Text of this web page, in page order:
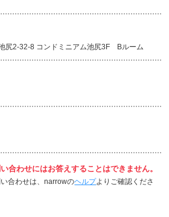
尻2-32-8 コンドミニアム池尻3F Bルーム
合わせにはお答えすることはできません。
合わせは、narrowのヘルプよりご確認くださ